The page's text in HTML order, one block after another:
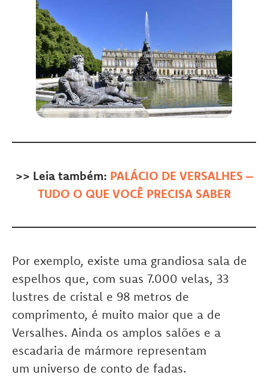
>> Leia também: PALÁCIO DE VERSALHES –
TUDO O QUE VOCÊ PRECISA SABER
Por exemplo, existe uma grandiosa sala de
espelhos que, com suas 7.000 velas, 33
lustres de cristal e 98 metros de
comprimento, é muito maior que a de
Versalhes. Ainda os amplos salões e a
escadaria de mármore representam
um universo de conto de fadas.